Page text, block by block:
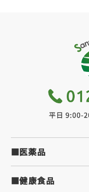
■医薬品
■健康食品